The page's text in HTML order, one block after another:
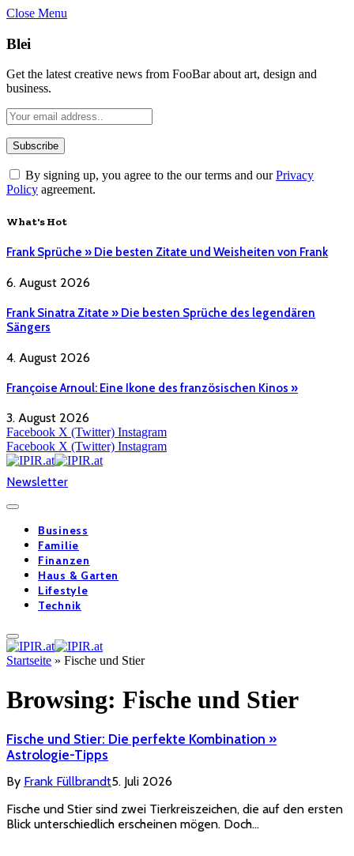
Close Menu
Blei
Get the latest creative news from FooBar about art, design and
business.
By signing up, you agree to the our terms and ourPrivacy
Policy agreement.
What's Hot
Frank Sprüche » Die besten Zitate und Weisheiten von Frank
6. August 2026
Frank Sinatra Zitate » Die besten Sprüche des legendären
Sängers
4. August 2026
Françoise Arnoul: Eine Ikone des französischen Kinos »
3. August 2026
Facebook X (Twitter) Instagram
Facebook X (Twitter) Instagram
Newsletter
Business
Familie
Finanzen
Haus & Garten
Lifestyle
Technik
Startseite » Fische und Stier
Browsing: Fische und Stier
Fische und Stier: Die perfekte Kombination »
Astrologie-Tipps
By Frank Füllbrandt5. Juli 2026
Fische und Stier sind zwei Tierkreiszeichen, die auf den ersten
Blick unterschiedlich erscheinen mögen. Doch…